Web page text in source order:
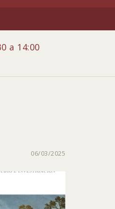
a 14:00
06/03/2025